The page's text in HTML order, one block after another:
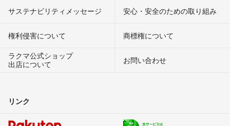
サステナビリティメッセージ 安心・安全のための取り組み
権利侵害について
商標権について
ラクマ公式ショップ
出店について
お問い合わせ
リンク